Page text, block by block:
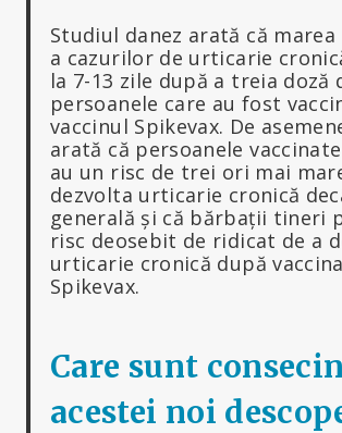
Studiul danez arată că
a cazurilor de urticarie
la 7-13 zile după a treia doză
persoanele care au fost
vaccinul Spikevax. De
arată că persoanele
au un risc de trei ori mai
dezvolta urticarie cronică
generală și că bărbații tineri
risc deosebit de ridicat de a
urticarie cronică după
Spikevax.
Care sunt
acestei noi